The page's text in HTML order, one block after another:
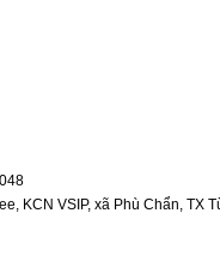
KCN VSIP, xã Phù Chẩn, TX